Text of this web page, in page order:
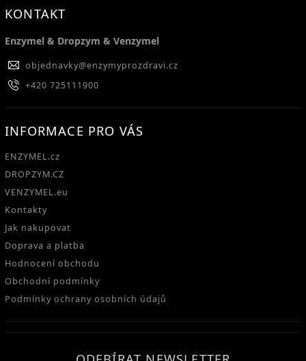
KONTAKT
Enzymel & Dropzym & Venzymel
objednavky@enzymyprozdravi.cz
+420 725111900
INFORMACE PRO VÁS
ENZYMEL.cz
DROPZYM.CZ
VENZYMEL.eu
Kontakty
Jak nakupovat
Doprava a platba
Hodnocení obchodu
Obchodní podmínky
Podmínky ochrany osobních údajů